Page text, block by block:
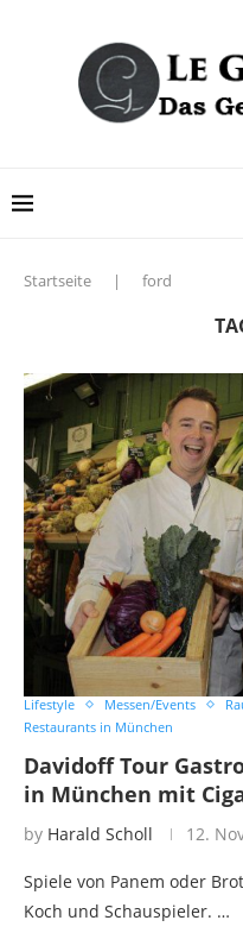
Startseite | ford
Lifestyle Messen/Events
Restaurants in München
Davidoff Tour
in München mit
by Harald Scholl 12.
Spiele von Panem oder
Koch und Schauspieler. …